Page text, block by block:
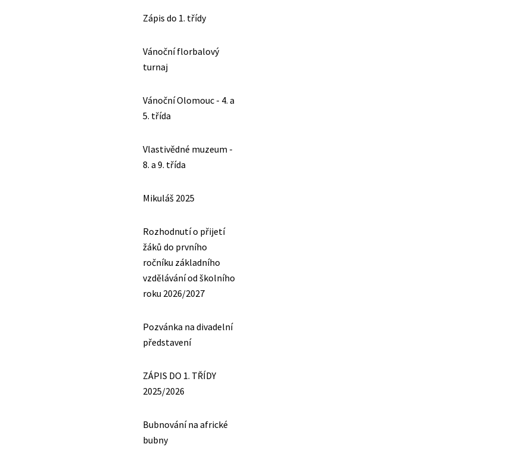
Zápis do 1. třídy
Vánoční florbalový
turnaj
Vánoční Olomouc - 4. a
5. třída
Vlastivědné muzeum -
8. a 9. třída
Mikuláš 2025
Rozhodnutí o přijetí
žáků do prvního
ročníku základního
vzdělávání od školního
roku 2026/2027
Pozvánka na divadelní
představení
ZÁPIS DO 1. TŘÍDY
2025/2026
Bubnování na africké
bubny